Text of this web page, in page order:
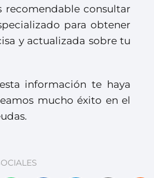
recomendable consultar
para obtener
y actualizada sobre tu
información te haya
mucho éxito en el